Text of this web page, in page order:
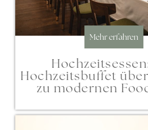
Mehr erfahren
Hochzeitsbuffet
zu modernen